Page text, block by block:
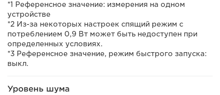
*1 Референсное значение: измерения на одном
устройстве
*2 Из-за некоторых настроек спящий режим с
потреблением 0,9 Вт может быть недоступен при
определенных условиях.
*3 Референсное значение, режим быстрого запуска:
выкл.
Уровень шума